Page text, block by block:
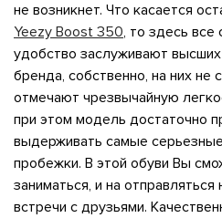
не возникнет. Что касается
Yeezy Boost 350, то здесь все
удобство заслуживают высших
бренда, собственно, на них не
отмечают чрезвычайную
при этом модель достаточно
выдерживать самые
пробежки. В этой обуви Вы
заниматься, и на отправляться
встречи с друзьями.